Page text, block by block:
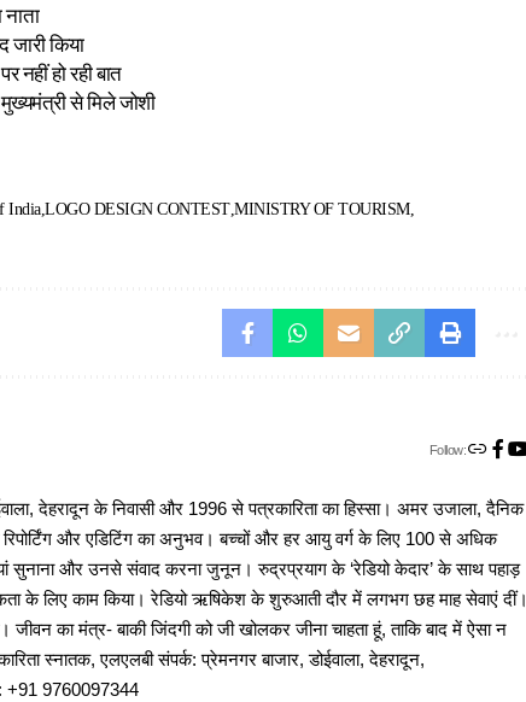
किया
नहीं हो रही बात
मुख्यमंत्री से मिले जोशी
India LOGO DESIGN CONTEST MINISTRY OF TOURISM
Follow:
देहरादून के निवासी और 1996 से पत्रकारिता का हिस्सा। अमर उजाला, दैनिक
रिपोर्टिंग और एडिटिंग का अनुभव। बच्चों और हर आयु वर्ग के लिए 100 से अधिक
सुनाना और उनसे संवाद करना जुनून। रुद्रप्रयाग के ‘रेडियो केदार’ के साथ पहाड़
के लिए काम किया। रेडियो ऋषिकेश के शुरुआती दौर में लगभग छह माह सेवाएं दीं।
का मंत्र- बाकी जिंदगी को जी खोलकर जीना चाहता हूं, ताकि बाद में ऐसा न
स्नातक, एलएलबी संपर्क: प्रेमनगर बाजार, डोईवाला, देहरादून,
+91 9760097344